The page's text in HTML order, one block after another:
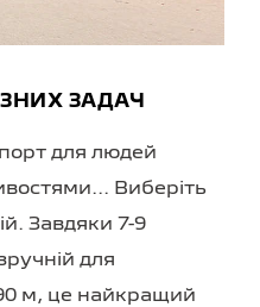
ЗАДАЧ
для людей
Виберіть
Завдяки 7-9
для
м, це найкращий